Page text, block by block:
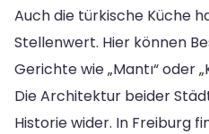
Auch die türkische Küche
Stellenwert. Hier können
Gerichte wie „Mantı“ oder
Die Architektur beider
Historie wider. In Freiburg